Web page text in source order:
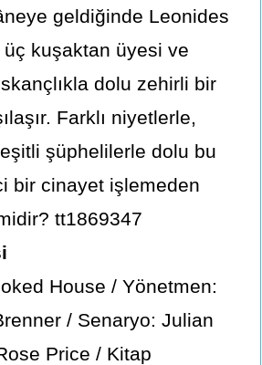
geldiğinde Leonides
üç kuşaktan üyesi ve
dolu zehirli bir
Farklı niyetlerle,
şüphelilerle dolu bu
bir cinayet işlemeden
tt1869347
House / Yönetmen:
/ Senaryo: Julian
Price / Kitap